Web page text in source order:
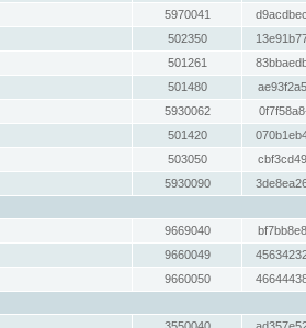
5970041
502350
501261
501480
5930062
501420
503050
5930090
9669040
9660049
9660050